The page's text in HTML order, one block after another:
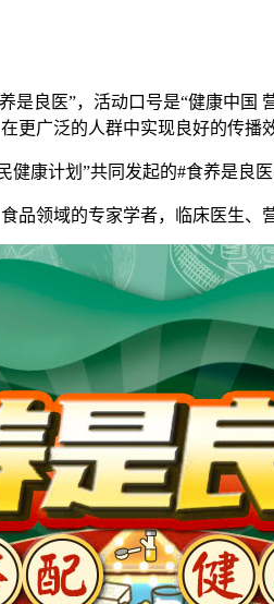
良医”，活动口号是“健康中国
更广泛的人群中实现良好的传播
康计划”共同发起的#食养是良
领域的专家学者，临床医生、